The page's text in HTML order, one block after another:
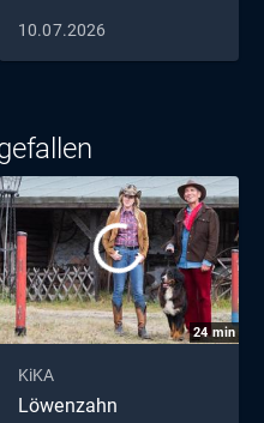
10.07.2026
24 min
KiKA
Löwenzahn